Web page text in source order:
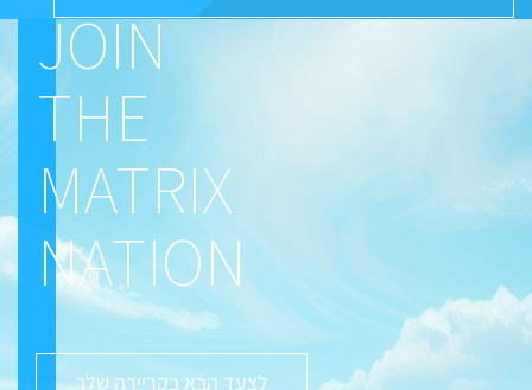
JOIN
THE
MATRIX
NATION
לצעד הבא בקריירה שלך